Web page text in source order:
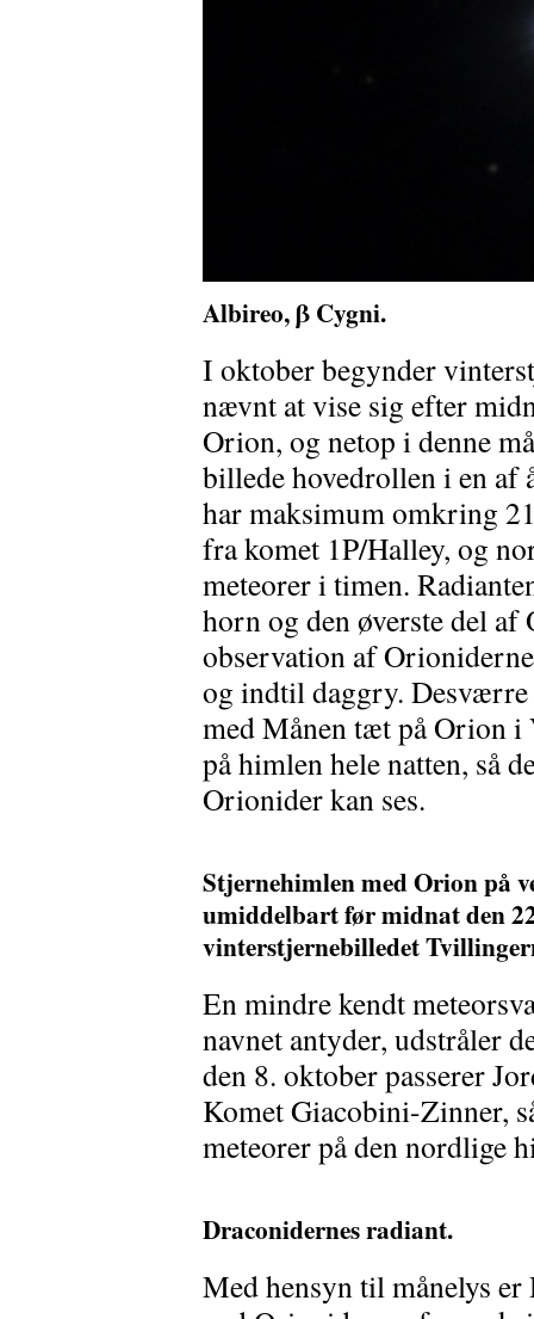
Albireo, β Cygni.
I oktober begynder
nævnt at vise sig efter
Orion, og netop i denne
billede hovedrollen i en af
har maksimum omkring
fra komet 1P/Halley, og
meteorer i timen.
horn og den øverste del
observation af
og indtil daggry. Desværre
med Månen tæt på Orion
på himlen hele natten, så
Orionider kan ses.
Stjernehimlen med Orion på
umiddelbart før midnat den
vinterstjernebilledet
En mindre kendt
navnet antyder, udstråler
den 8. oktober passerer
Komet Giacobini-Zinner,
meteorer på den nordlige
Draconidernes radiant.
Med hensyn til månelys